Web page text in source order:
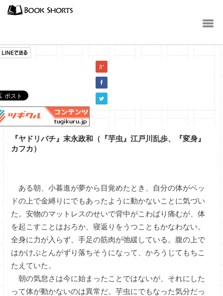
『ヤドリバチ』末永政和（『芋虫』江戸川乱歩、『変身』
カフカ）
ある朝、小暮進が夢から目覚めたとき、自分の体がベッ
ドの上で金縛りにでもあったように動かないことに気づい
た。安物のマットレスのせいで背中がこわばり痛むが、体
を起こすことはおろか、寝返りをうつこともかなわない。
全身に力が入らず、手足の筋肉が弛緩している。腹の上で
はかけぶとんがずり落ちそうになって、かろうじてもちこ
たえていた。
朝の気怠さは今に始まったことではないが、それにした
って体が動かないのは異常だ。芋虫にでもなった気分だっ